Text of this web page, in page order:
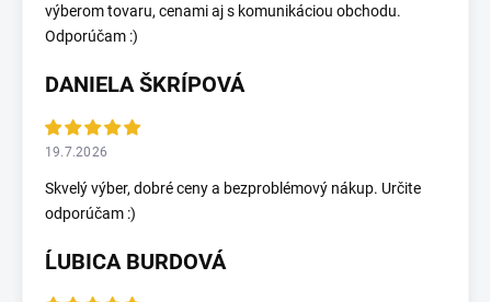
výberom tovaru, cenami aj s komunikáciou obchodu.
Odporúčam :)
DANIELA ŠKRÍPOVÁ
19.7.2026
Skvelý výber, dobré ceny a bezproblémový nákup. Určite
odporúčam :)
ĹUBICA BURDOVÁ